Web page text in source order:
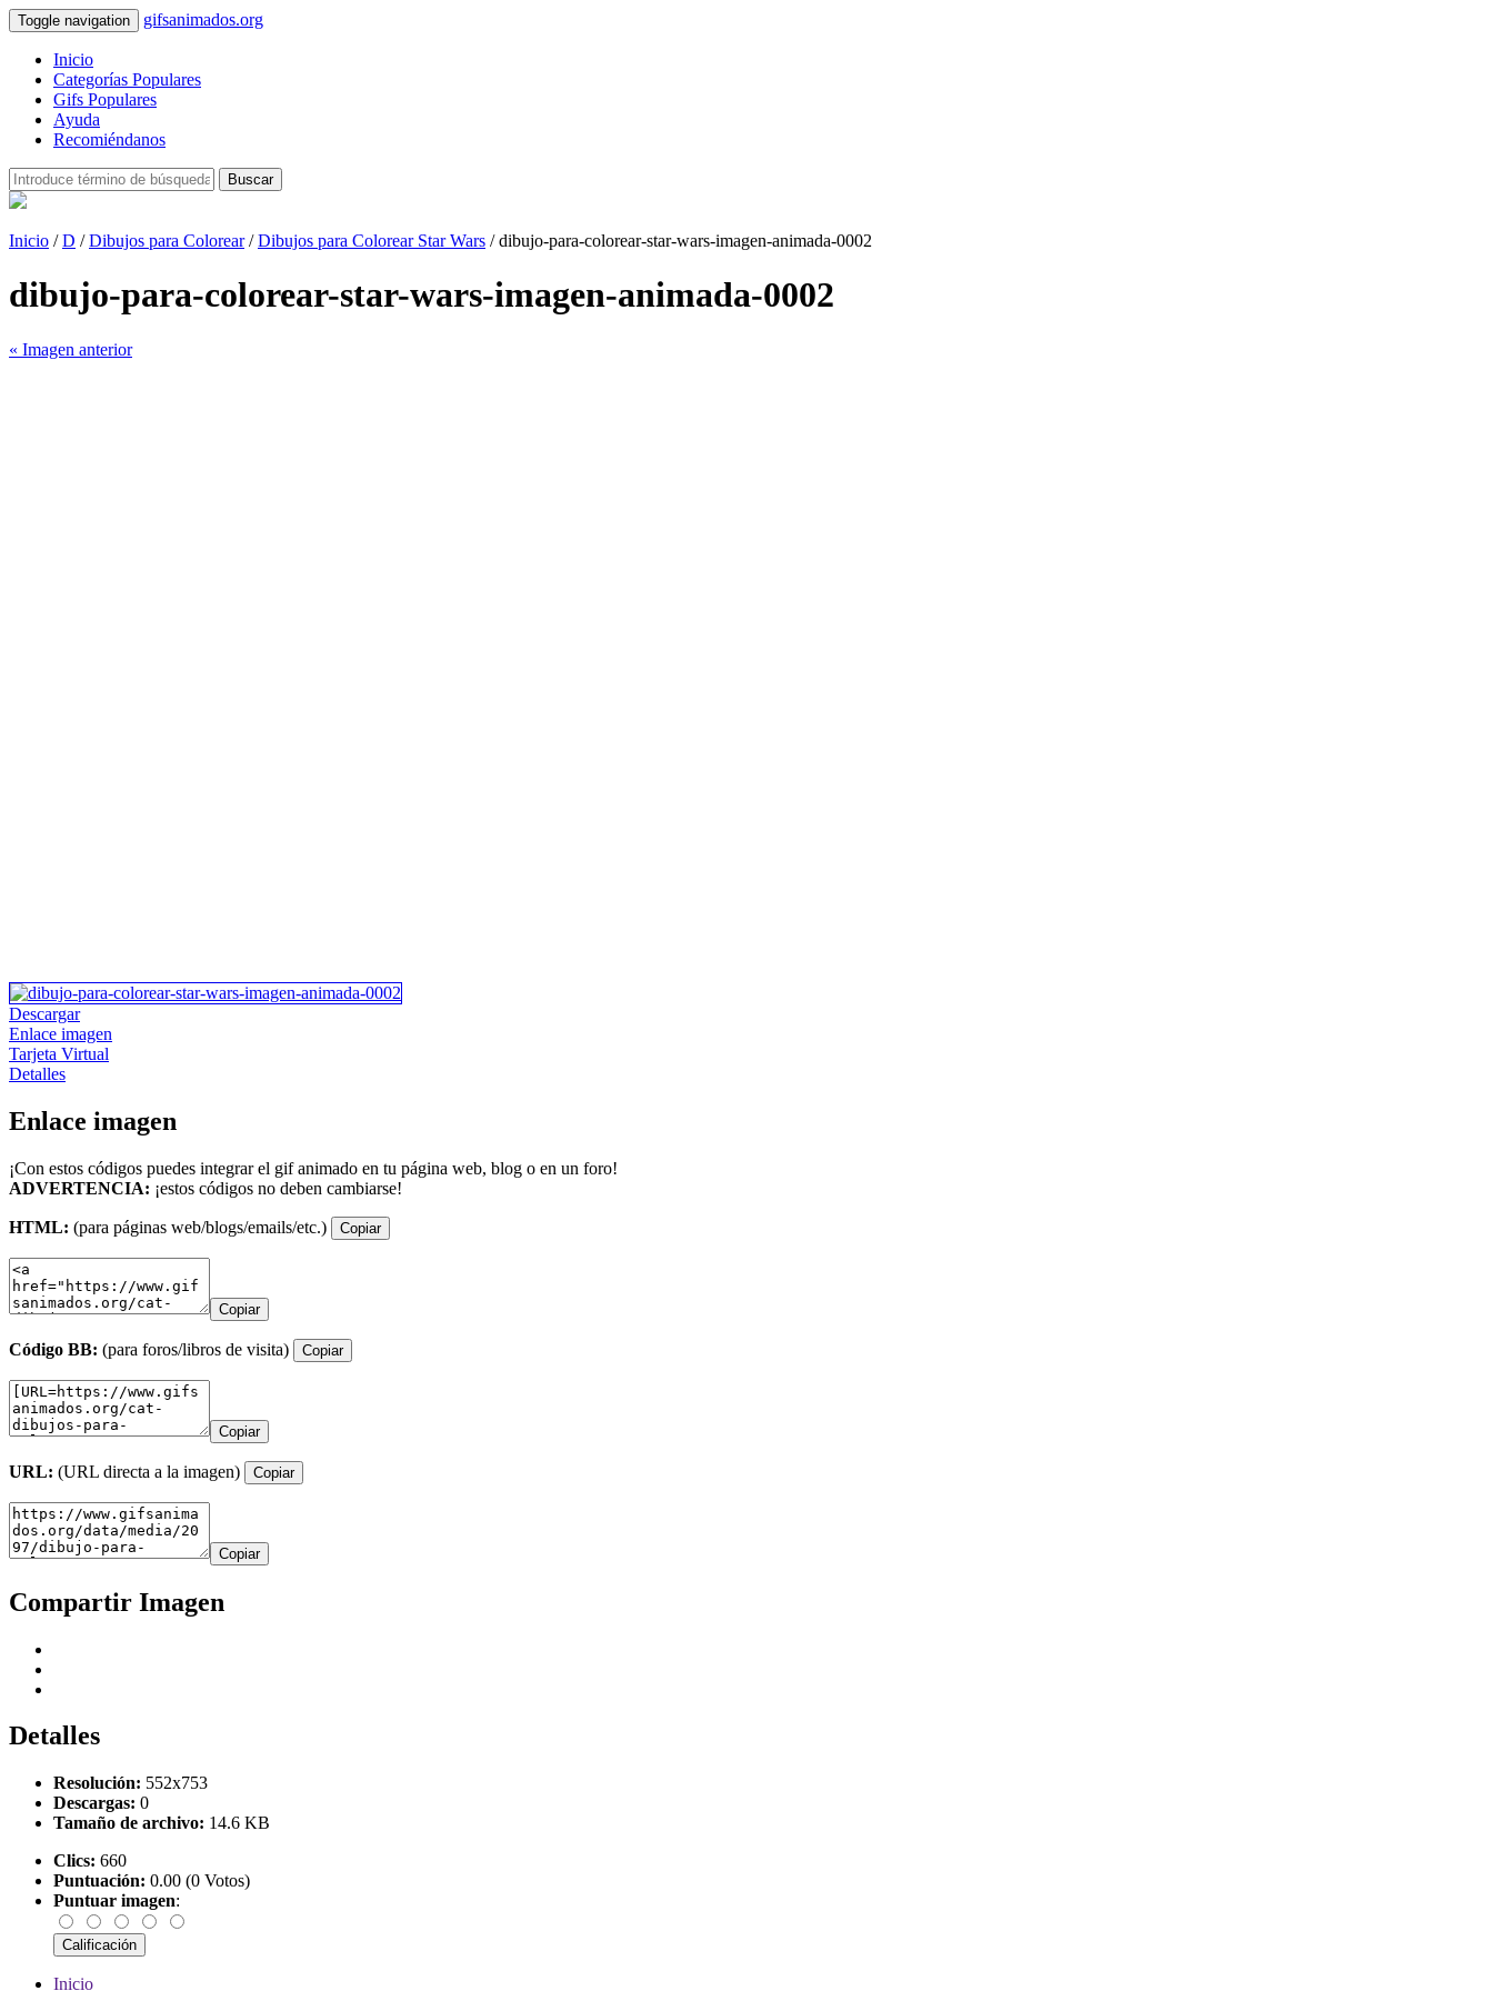
Toggle navigation gifsanimados.org
Inicio
Categorías Populares
Gifs Populares
Ayuda
Recomiéndanos
Buscar
Inicio /D /Dibujos para Colorear/Dibujos para Colorear Star Wars / dibujo-para-colorear-star-wars-imagen-animada-0002
dibujo-para-colorear-star-wars-imagen-animada-0002
« Imagen anterior
Descargar
Enlace imagen
Tarjeta Virtual
Detalles
Enlace imagen
¡Con estos códigos puedes integrar el gif animado en tu página web, blog o en un foro!
ADVERTENCIA: ¡estos códigos no deben cambiarse!
HTML: (para páginas web/blogs/emails/etc.) Copiar
Copiar
Código BB: (para foros/libros de visita) Copiar
Copiar
URL: (URL directa a la imagen) Copiar
Copiar
Compartir Imagen
Detalles
Resolución: 552x753
Descargas: 0
Tamaño de archivo: 14.6 KB
Clics: 660
Puntuación: 0.00 (0 Votos)
Puntuar imagen:
Inicio